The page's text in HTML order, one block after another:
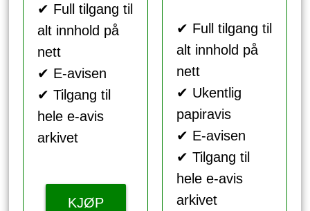
✔ Full tilgang til
alt innhold på
nett
✔ E-avisen
✔ Tilgang til
hele e-avis
arkivet
KJØP
✔ Full tilgang til
alt innhold på
nett
✔ Ukentlig
papiravis
✔ E-avisen
✔ Tilgang til
hele e-avis
arkivet